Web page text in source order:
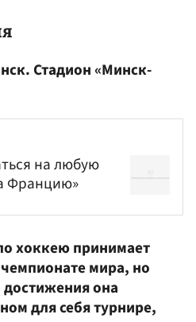
Стадион «Минск-
на любую
Францию»
хоккею принимает
мира, но
она
для себя турнире,